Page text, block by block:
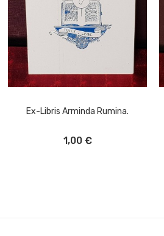
Ex-Libris Arminda Rumina.
1,00 €